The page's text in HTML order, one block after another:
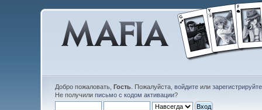
Добро пожаловать, Гость. Пожалуйста, войдитеили
Не получили письмо с кодом активации?